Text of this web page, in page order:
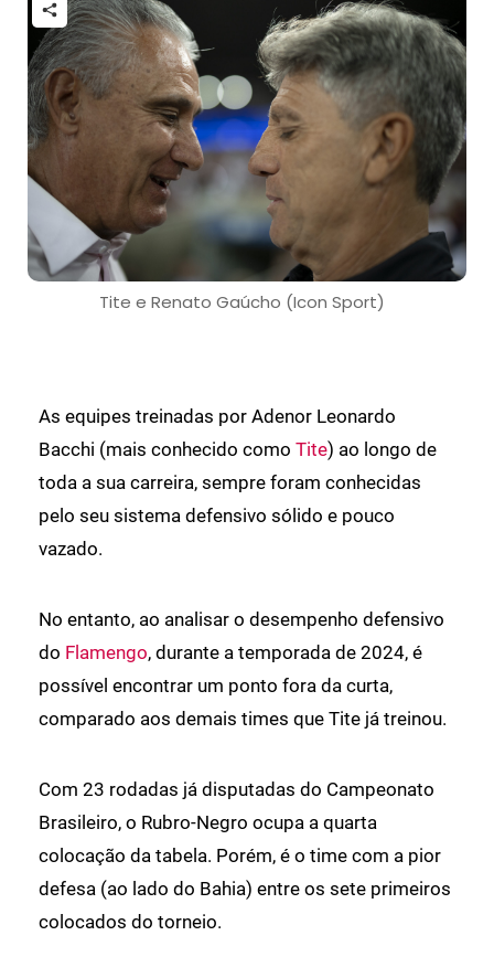
Tite e Renato Gaúcho (Icon Sport)
As equipes treinadas por Adenor Leonardo
Bacchi (mais conhecido como Tite) ao longo de
toda a sua carreira, sempre foram conhecidas
pelo seu sistema defensivo sólido e pouco
vazado.
No entanto, ao analisar o desempenho defensivo
do Flamengo, durante a temporada de 2024, é
possível encontrar um ponto fora da curta,
comparado aos demais times que Tite já treinou.
Com 23 rodadas já disputadas do Campeonato
Brasileiro, o Rubro-Negro ocupa a quarta
colocação da tabela. Porém, é o time com a pior
defesa (ao lado do Bahia) entre os sete primeiros
colocados do torneio.